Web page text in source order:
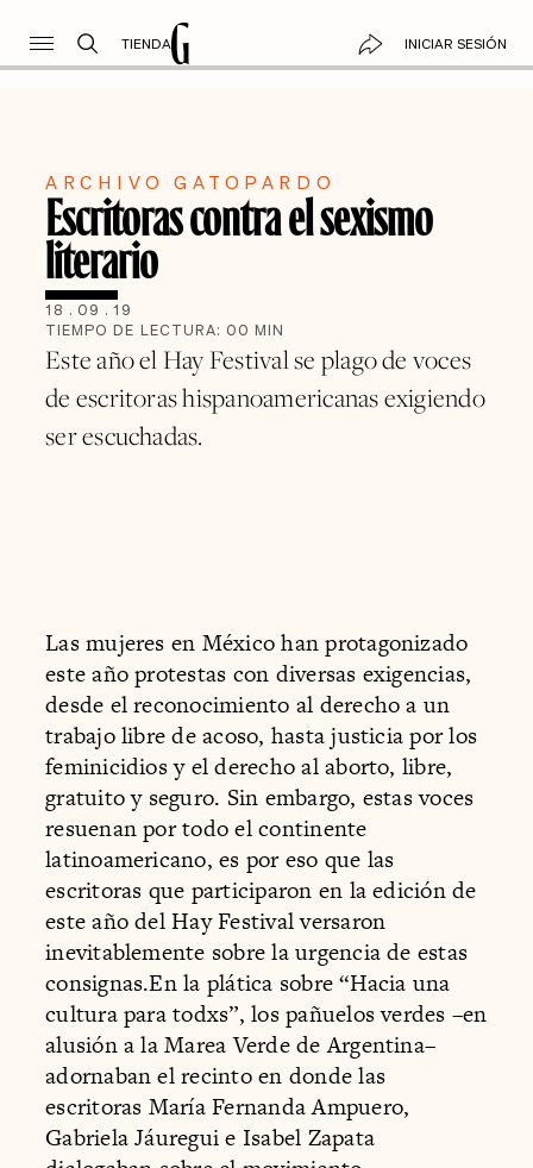
TIENDA INICIAR SESIÓN
ARCHIVO GATOPARDO
Escritoras contra el sexismo
literario
18 . 09 . 19
TIEMPO DE LECTURA: 00 MIN
Este año el Hay Festival se plago de voces
de escritoras hispanoamericanas exigiendo
ser escuchadas.
Las mujeres en México han protagonizado
este año protestas con diversas exigencias,
desde el reconocimiento al derecho a un
trabajo libre de acoso, hasta justicia por los
feminicidios y el derecho al aborto, libre,
gratuito y seguro. Sin embargo, estas voces
resuenan por todo el continente
latinoamericano, es por eso que las
escritoras que participaron en la edición de
este año del Hay Festival versaron
inevitablemente sobre la urgencia de estas
consignas.En la plática sobre “Hacia una
cultura para todxs”, los pañuelos verdes –en
alusión a la Marea Verde de Argentina–
adornaban el recinto en donde las
escritoras María Fernanda Ampuero,
Gabriela Jáuregui e Isabel Zapata